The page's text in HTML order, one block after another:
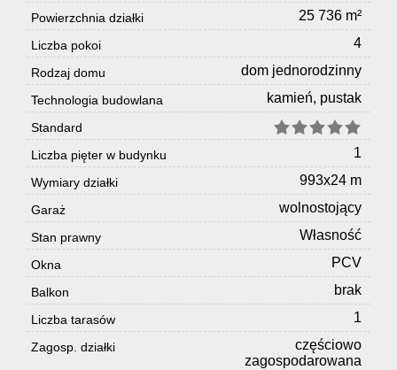
Powierzchnia działki 25 736 m²
Liczba pokoi 4
Rodzaj domu dom jednorodzinny
Technologia budowlana kamień, pustak
Standard
Liczba pięter w budynku
1
Wymiary działki 993x24 m
Garaż wolnostojący
Stan prawny Własność
Okna PCV
Balkon brak
Liczba tarasów 1
Zagosp. działki
częściowo
zagospodarowana